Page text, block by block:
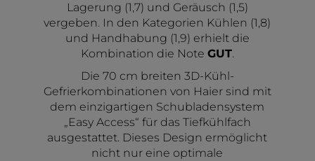
Lagerung (1,7) und Geräusch (1,5)
vergeben. In den Kategorien Kühlen (1,8)
und Handhabung (1,9) erhielt die
Kombination die Note GUT.
Die 70 cm breiten 3D-Kühl-
Gefrierkombinationen von Haier sind mit
dem einzigartigen Schubladensystem
„Easy Access“ für das Tiefkühlfach
ausgestattet. Dieses Design ermöglicht
nicht nur eine optimale